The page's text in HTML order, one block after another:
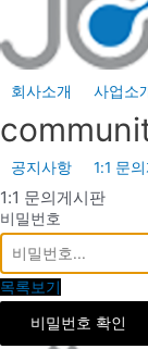
회사소개 사업소
공지사항 1:1 문
1:1 문의게시판
비밀번호
목록보기
비밀번호 확인